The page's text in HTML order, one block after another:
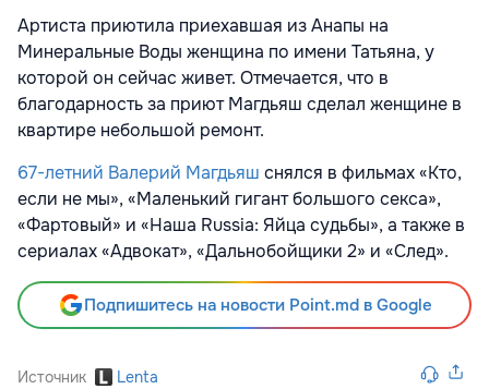
Артиста приютила приехавшая из Анапы на
Минеральные Воды женщина по имени Татьяна, у
которой он сейчас живет. Отмечается, что в
благодарность за приют Магдьяш сделал женщине в
квартире небольшой ремонт.
67-летний Валерий Магдьяш снялся в фильмах «Кто,
если не мы», «Маленький гигант большого секса»,
«Фартовый» и «Наша Russia: Яйца судьбы», а также в
сериалах «Адвокат», «Дальнобойщики 2» и «След».
Подпишитесь на новости Point.md в Google
Источник Lenta